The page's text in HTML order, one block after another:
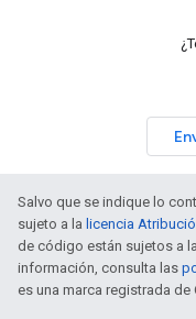
Salvo que se indique lo
sujeto a la licencia
de código están sujetos a la
información, consulta las
es una marca registrada